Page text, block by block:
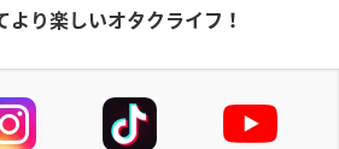
より楽しいオタクライフ！